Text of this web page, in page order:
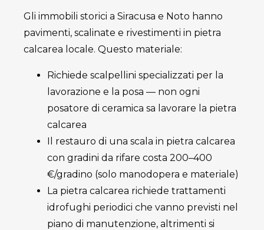
Gli immobili storici a Siracusa e Noto hanno
pavimenti, scalinate e rivestimenti in pietra
calcarea locale. Questo materiale:
Richiede scalpellini specializzati per la
lavorazione e la posa — non ogni
posatore di ceramica sa lavorare la pietra
calcarea
Il restauro di una scala in pietra calcarea
con gradini da rifare costa 200–400
€/gradino (solo manodopera e materiale)
La pietra calcarea richiede trattamenti
idrofughi periodici che vanno previsti nel
piano di manutenzione, altrimenti si